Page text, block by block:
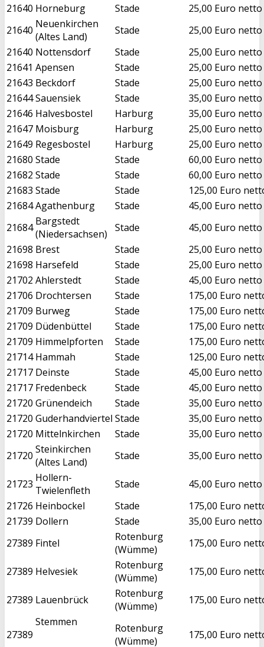
21640 Horneburg Stade
25,00 Euro netto
21640 Neuenkirchen
(Altes Land)
Stade
25,00 Euro netto
21640 Nottensdorf Stade
25,00 Euro netto
21641 Apensen Stade
25,00 Euro netto
21643 Beckdorf Stade
25,00 Euro netto
21644Sauensiek Stade
35,00 Euro netto
21646 Halvesbostel Harburg
35,00 Euro netto
21647 Moisburg Harburg
25,00 Euro netto
21649 Regesbostel Harburg
25,00 Euro netto
21680 Stade Stade
60,00 Euro netto
21682 Stade Stade
60,00 Euro netto
21683 Stade Stade
125,00 Euro
21684Agathenburg Stade
45,00 Euro netto
21684 Bargstedt
(Niedersachsen)
Stade
45,00 Euro netto
21698 Brest Stade
25,00 Euro netto
21698 Harsefeld Stade
25,00 Euro netto
21702 Ahlerstedt Stade
45,00 Euro netto
21706 Drochtersen Stade
175,00 Euro
21709 Burweg Stade
175,00 Euro
21709 Düdenbüttel Stade
175,00 Euro
21709 Himmelpforten Stade
175,00 Euro
21714 Hammah Stade
125,00 Euro
21717 Deinste Stade
45,00 Euro netto
21717 Fredenbeck Stade
45,00 Euro netto
21720 Grünendeich Stade
35,00 Euro netto
21720 Guderhandviertel Stade
35,00 Euro netto
21720 Mittelnkirchen Stade
35,00 Euro netto
21720 Steinkirchen
(Altes Land)
Stade 35,00 Euro netto
21723 Hollern-
Twielenfleth
Stade
45,00 Euro netto
21726 Heinbockel Stade
175,00 Euro
21739 Dollern Stade
35,00 Euro netto
27389 Fintel
Rotenburg
(Wümme)
175,00 Euro
27389 Helvesiek
Rotenburg
(Wümme)
175,00 Euro
27389 Lauenbrück
Rotenburg
(Wümme)
175,00 Euro
27389
Stemmen
Rotenburg
(Wümme)
175,00 Euro